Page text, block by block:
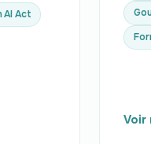
AI Act
Voir